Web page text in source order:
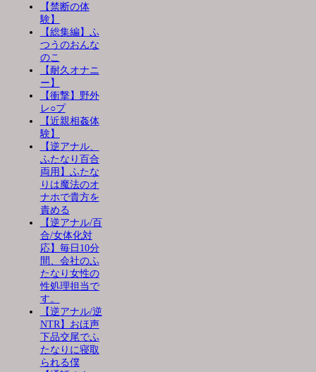
【禁断の体
験】
【総集編】ふ
つうのおんな
のこ
【耐久オナニ
ー】
【衝撃】野外
レ○プ
【近親相姦体
験】
【逆アナル、
ふたなり百合
両用】ふたな
りは魔法のオ
ナホで貴方を
責める
【逆アナル/百
合/女体化対
応】毎日10分
間、会社のふ
たなり女性の
性処理担当で
す。
【逆アナル/逆
NTR】おほ声
下品交尾でふ
たなりに寝取
られる僕